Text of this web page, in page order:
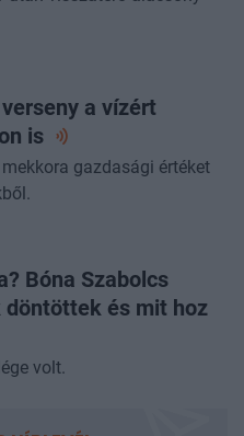
a vízért
is
gazdasági értéket
Bóna Szabolcs
és mit hoz
volt.